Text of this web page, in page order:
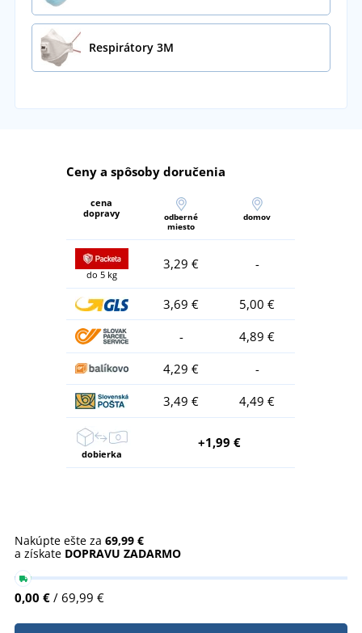
Respirátory 3M
Ceny a spôsoby doručenia
cena
dopravy
odberné
miesto
domov
do 5 kg
3,29 € -
3,69 €
5,00 €
-
4,89 €
4,29 €
-
3,49 €
4,49 €
dobierka
+1,99 €
Nakúpte ešte za 69,99 €
a získate DOPRAVU ZADARMO
0,00 € / 69,99 €